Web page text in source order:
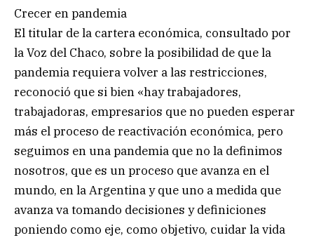
Crecer en pandemia
El titular de la cartera económica, consultado por
la Voz del Chaco, sobre la posibilidad de que la
pandemia requiera volver a las restricciones,
reconoció que si bien «hay trabajadores,
trabajadoras, empresarios que no pueden esperar
más el proceso de reactivación económica, pero
seguimos en una pandemia que no la definimos
nosotros, que es un proceso que avanza en el
mundo, en la Argentina y que uno a medida que
avanza va tomando decisiones y definiciones
poniendo como eje, como objetivo, cuidar la vida